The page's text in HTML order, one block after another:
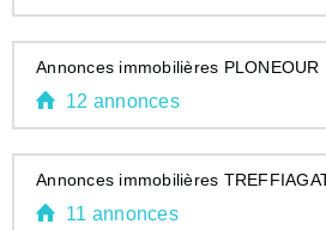
Annonces immobilières PLONEOUR
12 annonces
Annonces immobilières
11 annonces